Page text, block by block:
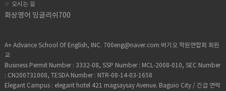
☞ 오시는 길
화상영어 잉글리쉬700
A+ Advance School Of English, INC. 700eng@naver.com 바기오 학원연합회 회원
교
Business Permit Number : 3332-08, SSP Number : MCL-2008-010, SEC Number
: CN200731008, TESDA Number : NTR-08-14-03-1658
Elegant Campus : elegant hotel 421 magsaysay Avenue. Baguio City / 긴급 연락